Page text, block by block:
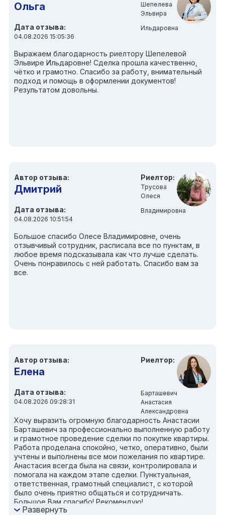
Ольга
Дата отзыва:
04.08.2026 15:05:36
Шепелева
Эльвира
Ильдаровна
Выражаем благодарность риелтору Шепелевой
Эльвире Ильдаровне! Сделка прошла качественно,
чётко и грамотно. Спасибо за работу, внимательный
подход и помощь в оформлении документов!
Результатом довольны.
Автор отзыва:
Дмитрий
Дата отзыва:
04.08.2026 10:51:54
Риелтор:
Трусова
Олеся
Владимировна
Большое спасибо Олесе Владимировне, очень
отзывчивый сотрудник, расписала все по пунктам, в
любое время подсказывала как что лучше сделать.
Очень понравилось с ней работать. Спасибо вам за
все.
Автор отзыва:
Елена
Дата отзыва:
04.08.2026 09:28:31
Риелтор:
Барташевич
Анастасия
Александровна
Хочу выразить огромную благодарность Анастасии
Барташевич за профессионально выполненную работу
и грамотное проведение сделки по покупке квартиры.
Работа проделана спокойно, четко, оперативно, были
учтены и выполнены все мои пожелания по квартире.
Анастасия всегда была на связи, контролировала и
помогала на каждом этапе сделки. Пунктуальная,
ответственная, грамотный специалист, с которой
было очень приятно общаться и сотрудничать.
Большое Вам спасибо! Рекомендую!
Развернуть